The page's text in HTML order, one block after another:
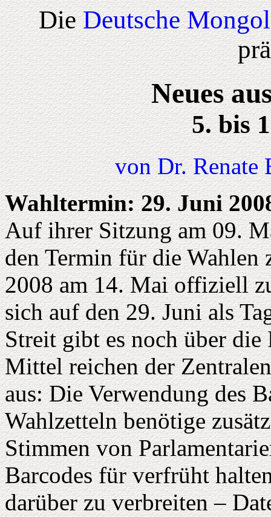
DieDeutsche
Neues
5. bis
von Dr. Renate
Wahltermin: 29. Juni
Auf ihrer Sitzung am 09.
den Termin für die Wahlen
2008 am 14. Mai offiziell
sich auf den 29. Juni als
Streit gibt es noch über die
Mittel reichen der
aus: Die Verwendung des
Wahlzetteln benötige
Stimmen von
Barcodes für verfrüht
darüber zu verbreiten –